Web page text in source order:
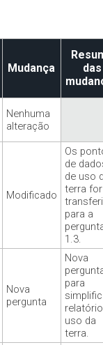
Mudança
das
Nenhuma
alteração
Modificado
Os
de
de uso
terra
para a
1.3.
Nova
pergunta
Nova
para
uso da
terra.